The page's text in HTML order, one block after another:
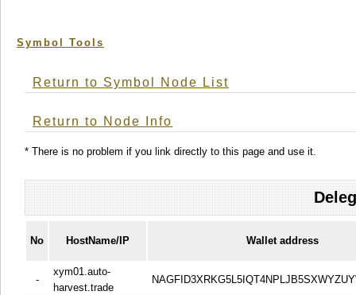
Symbol Tools
Return to Symbol Node List
Return to Node Info
* There is no problem if you link directly to this page and use it.
No HostName/IP Wallet address
-
xym01.auto-
harvest.trade